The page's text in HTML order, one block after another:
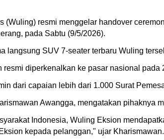
(Wuling) resmi menggelar handover
pada Sabtu (9/5/2026).
langsung SUV 7-seater terbaru Wuling
diperkenalkan ke pasar nasional
dari capaian lebih dari 1.000 Surat
Awangga, mengatakan pihaknya
Indonesia, Wuling Eksion
kepada pelanggan," ujar Kharismawan.